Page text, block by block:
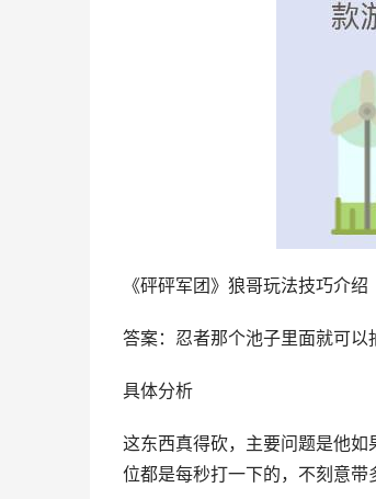
《砰砰军团》狼哥玩法技巧介绍
答案：忍者那个池子里面就可以
具体分析
这东西真得砍，主要问题是他
位都是每秒打一下的，不刻意带